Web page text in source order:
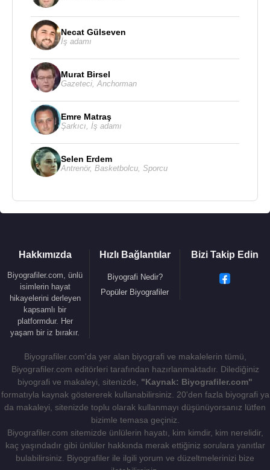
Necat Gülseven
İş adamı
Murat Birsel
Gazeteci Anchorman
Emre Matraş
Şarkıcı İş adamı
Selen Erdem
Antrenör, Basketbolcu Sporcu
Hakkımızda
Biyografiler.com, ünlü
isimlerin hayat
hikayelerini derleyen
kapsamlı bir
platformdur. Her
yaşam bir iz bırakır.
Hızlı Bağlantılar
Biyografi Nedir?
Popüler Biyografiler
Bizi Takip Edin
Biyografiler.com'da yer alan biyografi ve makalelerin tümü,
Biyografiler.com editörleri tarafından hazırlanmaktadır. Dilediğiniz
biyografi ve makaleyi, sitenizde, "Kaynak: Biyografiler.com"
formatıyla kaynak göstererek kullanabilirsiniz. 20'den fazla biyografi ya
da makaleyi, sitenizde toplu olarak kullanmayı düşünüyorsanız lütfen
bizimle temasa geçiniz.
Biyografiler.com sitemizde ünlülerin hayatı, kim kimdir, kim nerelidir,
kaç yaşındadır gibi ünlüler hakkında merak ettiğiniz sorulara yanıtlar
bulabilirsiniz. Biyografiler ile ilgili yorum ve düzeltmelerinizi bize